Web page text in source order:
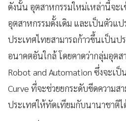
ดังนั้น อุตสาหกรรมใหม่เหล่านี้จะเ
อุตสาหกรรมดั้งเดิม และเป็นตัวแ
ประเทศไทยสามารถก้าวขึ้นเป็นป
อนาคตอันใกล้ โดยคาดว่ากลุ่มอุต
Robot and Automation ซึ่งจะเ
Curve ที่จะช่วยยกระดับขีดความส
ประเทศให้ทัดเทียมกับนานาชาติไ